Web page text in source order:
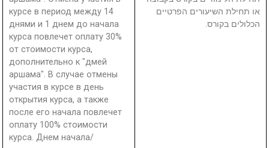
курсе в период между 14
днями и 1 днем до начала
курса повлечет оплату 30%
от стоимости курса,
дополнительно к "дмей
аршама". В случае отмены
участия в курсе в день
открытия курса, а также
после его начала повлечет
оплату 100% стоимости
курса. Днем начала/
או תחילת השיעורים הפרטיים
הכלולים בקורס.